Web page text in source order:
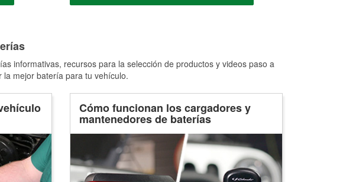
informativas, recursos para la selección de productos y videos paso a
mejor batería para tu vehículo.
Cómo funcionan los cargadores y
mantenedores de baterías